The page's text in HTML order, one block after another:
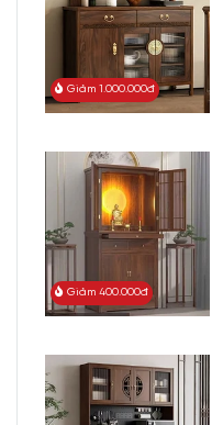
Giảm 1.000.000đ
Giảm 400.000đ